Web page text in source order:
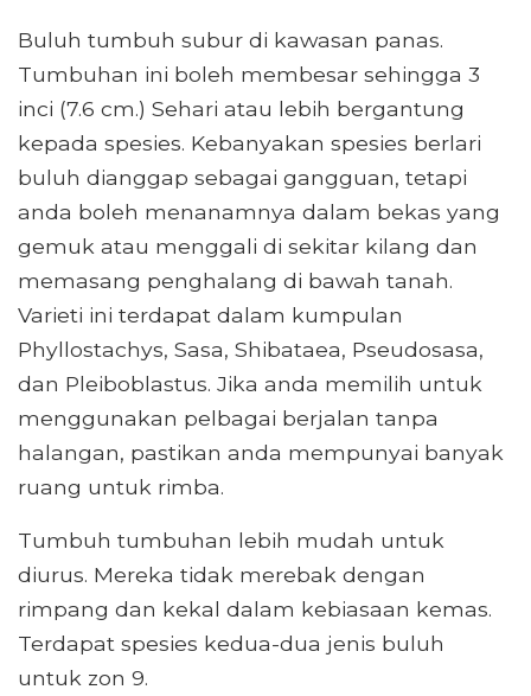
Buluh tumbuh subur di kawasan panas.
Tumbuhan ini boleh membesar sehingga 3
inci (7.6 cm.) Sehari atau lebih bergantung
kepada spesies. Kebanyakan spesies berlari
buluh dianggap sebagai gangguan, tetapi
anda boleh menanamnya dalam bekas yang
gemuk atau menggali di sekitar kilang dan
memasang penghalang di bawah tanah.
Varieti ini terdapat dalam kumpulan
Phyllostachys, Sasa, Shibataea, Pseudosasa,
dan Pleiboblastus. Jika anda memilih untuk
menggunakan pelbagai berjalan tanpa
halangan, pastikan anda mempunyai banyak
ruang untuk rimba.
Tumbuh tumbuhan lebih mudah untuk
diurus. Mereka tidak merebak dengan
rimpang dan kekal dalam kebiasaan kemas.
Terdapat spesies kedua-dua jenis buluh
untuk zon 9.